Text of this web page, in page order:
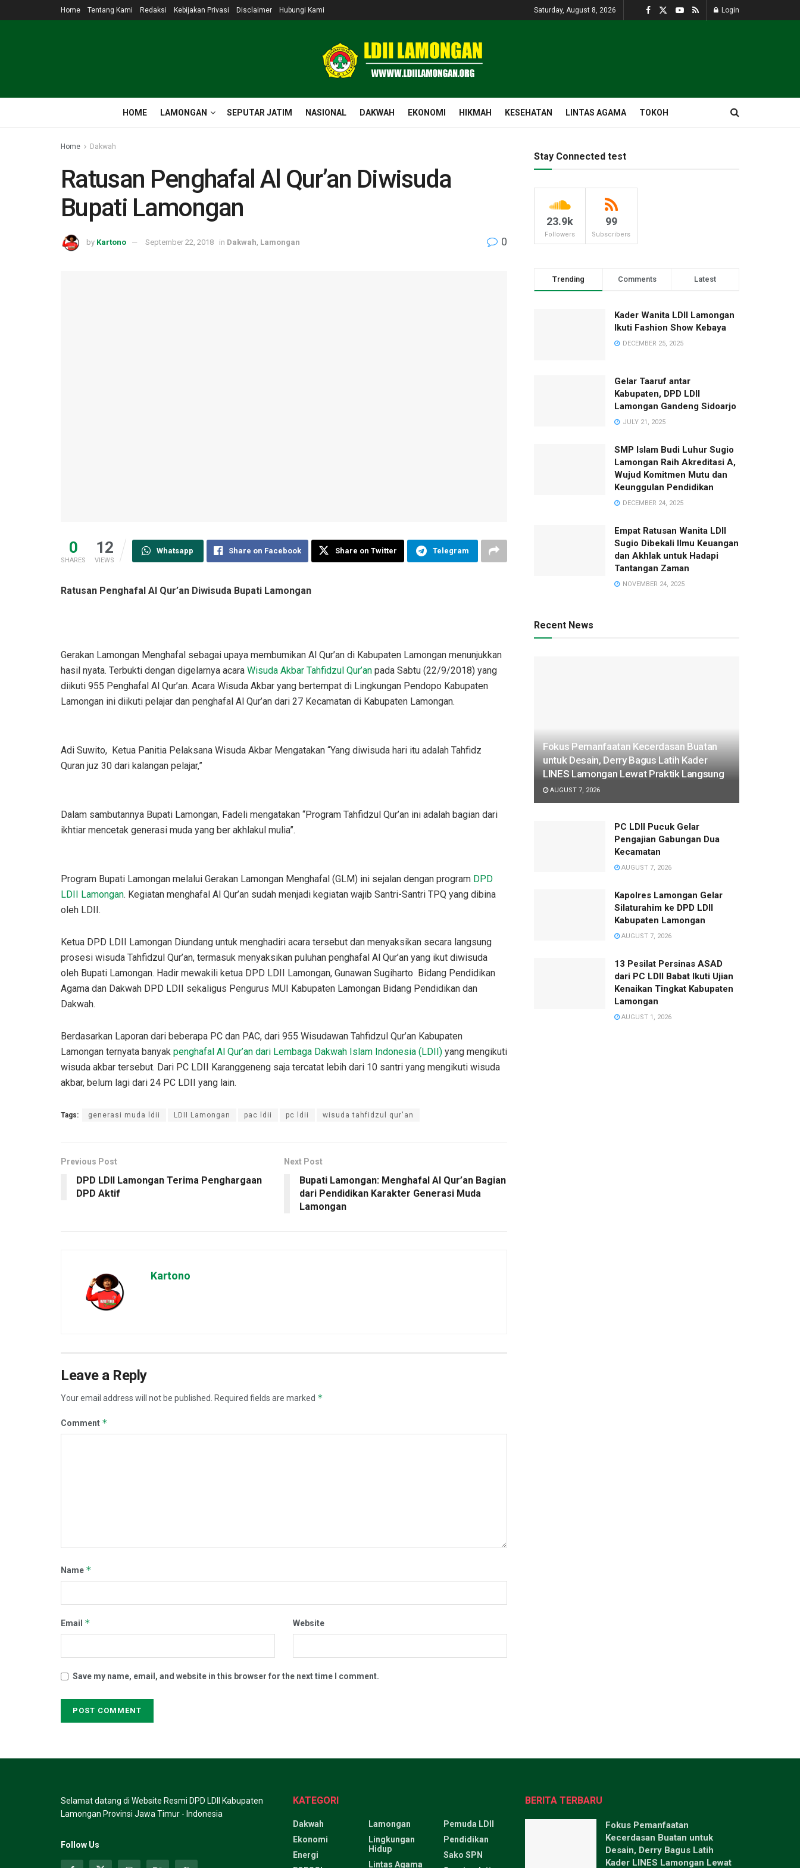
Home Tentang Kami Redaksi Kebijakan Privasi Disclaimer Hubungi Kami Saturday, August 8, 2026 Login
HOME LAMONGAN SEPUTAR JATIM NASIONAL DAKWAH EKONOMI HIKMAH KESEHATAN LINTAS AGAMA TOKOH
Home Dakwah
Ratusan Penghafal Al Qur’an Diwisuda
Bupati Lamongan
by Kartono September 22, 2018 in Dakwah Lamongan 0
0
SHARES
12
VIEWS
Whatsapp Share on Facebook Share on Twitter Telegram
Ratusan Penghafal Al Qur’an Diwisuda Bupati Lamongan
Gerakan Lamongan Menghafal sebagai upaya membumikan Al Qur’an di Kabupaten Lamongan menunjukkan
hasil nyata. Terbukti dengan digelarnya acara Wisuda Akbar Tahfidzul Qur’an pada Sabtu (22/9/2018) yang
diikuti 955 Penghafal Al Qur’an. Acara Wisuda Akbar yang bertempat di Lingkungan Pendopo Kabupaten
Lamongan ini diikuti pelajar dan penghafal Al Qur’an dari 27 Kecamatan di Kabupaten Lamongan.
Adi Suwito, Ketua Panitia Pelaksana Wisuda Akbar Mengatakan “Yang diwisuda hari itu adalah Tahfidz
Quran juz 30 dari kalangan pelajar,”
Dalam sambutannya Bupati Lamongan, Fadeli mengatakan “Program Tahfidzul Qur’an ini adalah bagian dari
ikhtiar mencetak generasi muda yang ber akhlakul mulia”.
Program Bupati Lamongan melalui Gerakan Lamongan Menghafal (GLM) ini sejalan dengan program DPD
LDII Lamongan. Kegiatan menghafal Al Qur’an sudah menjadi kegiatan wajib Santri-Santri TPQ yang dibina
oleh LDII.
Ketua DPD LDII Lamongan Diundang untuk menghadiri acara tersebut dan menyaksikan secara langsung
prosesi wisuda Tahfidzul Qur’an, termasuk menyaksikan puluhan penghafal Al Qur’an yang ikut diwisuda
oleh Bupati Lamongan. Hadir mewakili ketua DPD LDII Lamongan, Gunawan Sugiharto Bidang Pendidikan
Agama dan Dakwah DPD LDII sekaligus Pengurus MUI Kabupaten Lamongan Bidang Pendidikan dan
Dakwah.
Berdasarkan Laporan dari beberapa PC dan PAC, dari 955 Wisudawan Tahfidzul Qur’an Kabupaten
Lamongan ternyata banyak penghafal Al Qur’an dari Lembaga Dakwah Islam Indonesia (LDII) yang mengikuti
wisuda akbar tersebut. Dari PC LDII Karanggeneng saja tercatat lebih dari 10 santri yang mengikuti wisuda
akbar, belum lagi dari 24 PC LDII yang lain.
Tags: generasi muda ldii LDII Lamongan pac ldii pc ldii wisuda tahfidzul qur'an
Previous Post
DPD LDII Lamongan Terima Penghargaan
DPD Aktif
Next Post
Bupati Lamongan: Menghafal Al Qur’an Bagian
dari Pendidikan Karakter Generasi Muda
Lamongan
Kartono
Leave a Reply
Your email address will not be published. Required fields are marked *
Comment *
Name *
Email * Website
Save my name, email, and website in this browser for the next time I comment.
Stay Connected test
23.9k
Followers
99
Subscribers
Trending Comments Latest
Kader Wanita LDII Lamongan
Ikuti Fashion Show Kebaya
DECEMBER 25, 2025
Gelar Taaruf antar
Kabupaten, DPD LDII
Lamongan Gandeng Sidoarjo
JULY 21, 2025
SMP Islam Budi Luhur Sugio
Lamongan Raih Akreditasi A,
Wujud Komitmen Mutu dan
Keunggulan Pendidikan
DECEMBER 24, 2025
Empat Ratusan Wanita LDII
Sugio Dibekali Ilmu Keuangan
dan Akhlak untuk Hadapi
Tantangan Zaman
NOVEMBER 24, 2025
Recent News
Fokus Pemanfaatan Kecerdasan Buatan
untuk Desain, Derry Bagus Latih Kader
LINES Lamongan Lewat Praktik Langsung
AUGUST 7, 2026
PC LDII Pucuk Gelar
Pengajian Gabungan Dua
Kecamatan
AUGUST 7, 2026
Kapolres Lamongan Gelar
Silaturahim ke DPD LDII
Kabupaten Lamongan
AUGUST 7, 2026
13 Pesilat Persinas ASAD
dari PC LDII Babat Ikuti Ujian
Kenaikan Tingkat Kabupaten
Lamongan
AUGUST 1, 2026
Selamat datang di Website Resmi DPD LDII Kabupaten
Lamongan Provinsi Jawa Timur - Indonesia
Follow Us
KATEGORI
Dakwah
Ekonomi
Energi
Lamongan
Lingkungan
Hidup
Lintas Agama
Pemuda LDII
Pendidikan
Sako SPN
BERITA TERBARU
Fokus Pemanfaatan
Kecerdasan Buatan untuk
Desain, Derry Bagus Latih
Kader LINES Lamongan Lewat